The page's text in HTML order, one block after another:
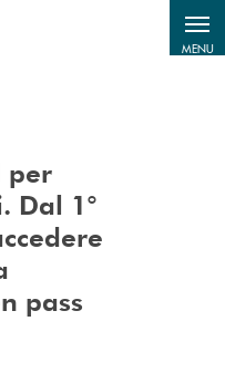
MENU
per
Dal 1°
pass